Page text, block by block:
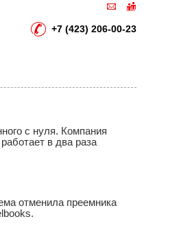
+7 (423) 206-00-23
с нуля. Компания
в два раза
отменила преемника